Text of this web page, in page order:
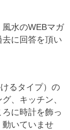
水のWEBマガ
に回答を頂い
るタイプ）の
、キッチン、
に時計を飾っ
いていませ